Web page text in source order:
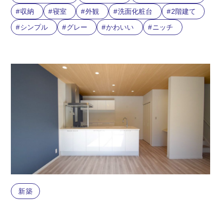
収納
寝室 外観 洗面化粧台
2階建て
シンプル
グレー かわいい ニッチ
新築